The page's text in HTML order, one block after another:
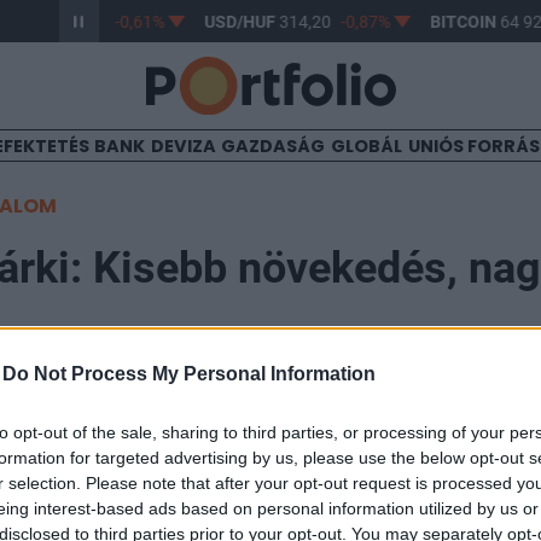
Do Not Process My Personal Information
opt-out of the sale, sharing to third parties, or processing of your
for targeted advertising by us, please use the below opt-out
selection. Please note that after your opt-out request is processed
interest-based ads based on personal information utilized by us
to third parties prior to your opt-out. You may separately
363,17 -0,61% USD/HUF 314,20 -0,87% BITCOIN64
BANK DEVIZA GAZDASÁG GLOBÁL UNIÓS
Kisebb növekedés,
az elmúlt hónapok eseményei a gazdasági
a láthatóan visszafogott gazdasági teljesítmény és